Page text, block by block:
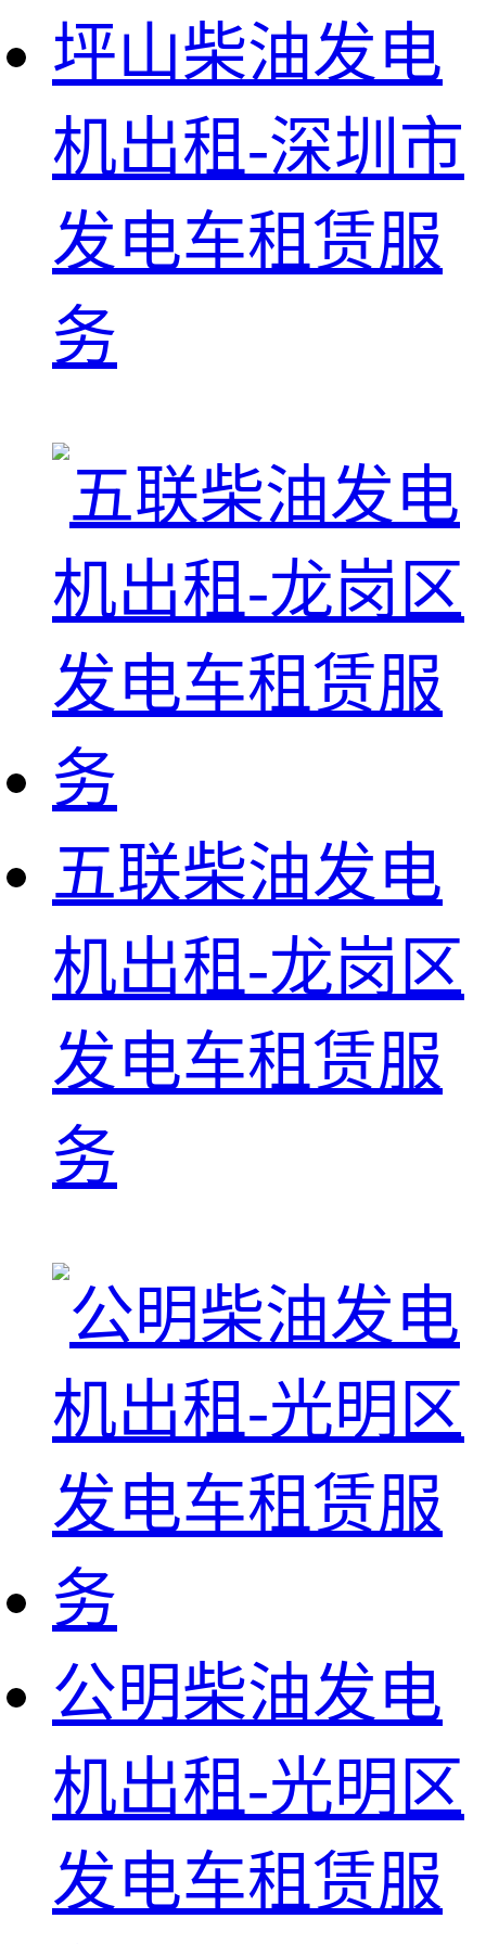
坪山柴油发电
机出租-深圳市
发电车租赁服
务
五联柴油发电
机出租-龙岗区
发电车租赁服
务
公明柴油发电
机出租-光明区
发电车租赁服